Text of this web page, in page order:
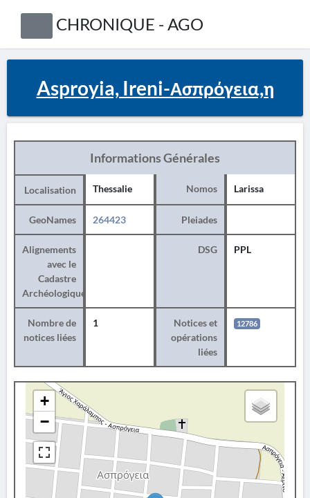
CHRONIQUE - AGO
Asproyia, Ireni-Ασπρόγεια,η
Informations Générales
Localisation Thessalie Nomos Larissa
GeoNames 264423 Pleiades
Alignements
avec le
Cadastre
Archéologique
DSG PPL
Nombre de
notices liées
1
Notices et
opérations
liées
12786
+
−